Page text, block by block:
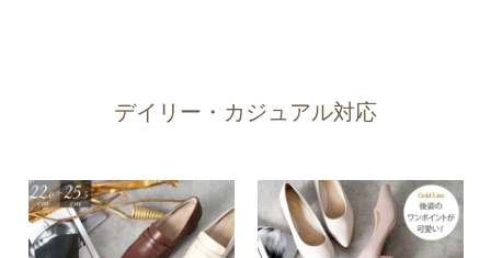
デイリー・カジュアル対応